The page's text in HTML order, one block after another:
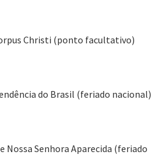
Christi (ponto facultativo)
do Brasil (feriado nacional)
Nossa Senhora Aparecida (feriado